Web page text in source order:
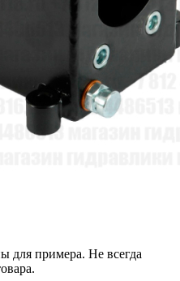
для примера. Не всегда